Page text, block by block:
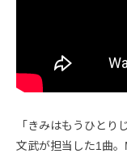
「きみはもうひとり
文武が担当した1曲